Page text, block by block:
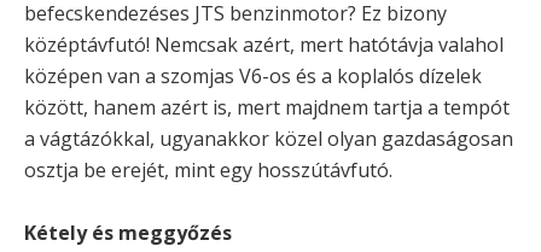
befecskendezéses JTS benzinmotor? Ez bizony
középtávfutó! Nemcsak azért, mert hatótávja valahol
középen van a szomjas V6-os és a koplalós dízelek
között, hanem azért is, mert majdnem tartja a tempót
a vágtázókkal, ugyanakkor közel olyan gazdaságosan
osztja be erejét, mint egy hosszútávfutó.
Kétely és meggyőzés